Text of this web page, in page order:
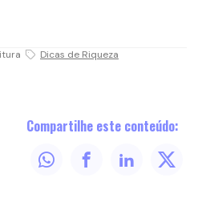
Dicas de Riqueza
Compartilhe este conteúdo: